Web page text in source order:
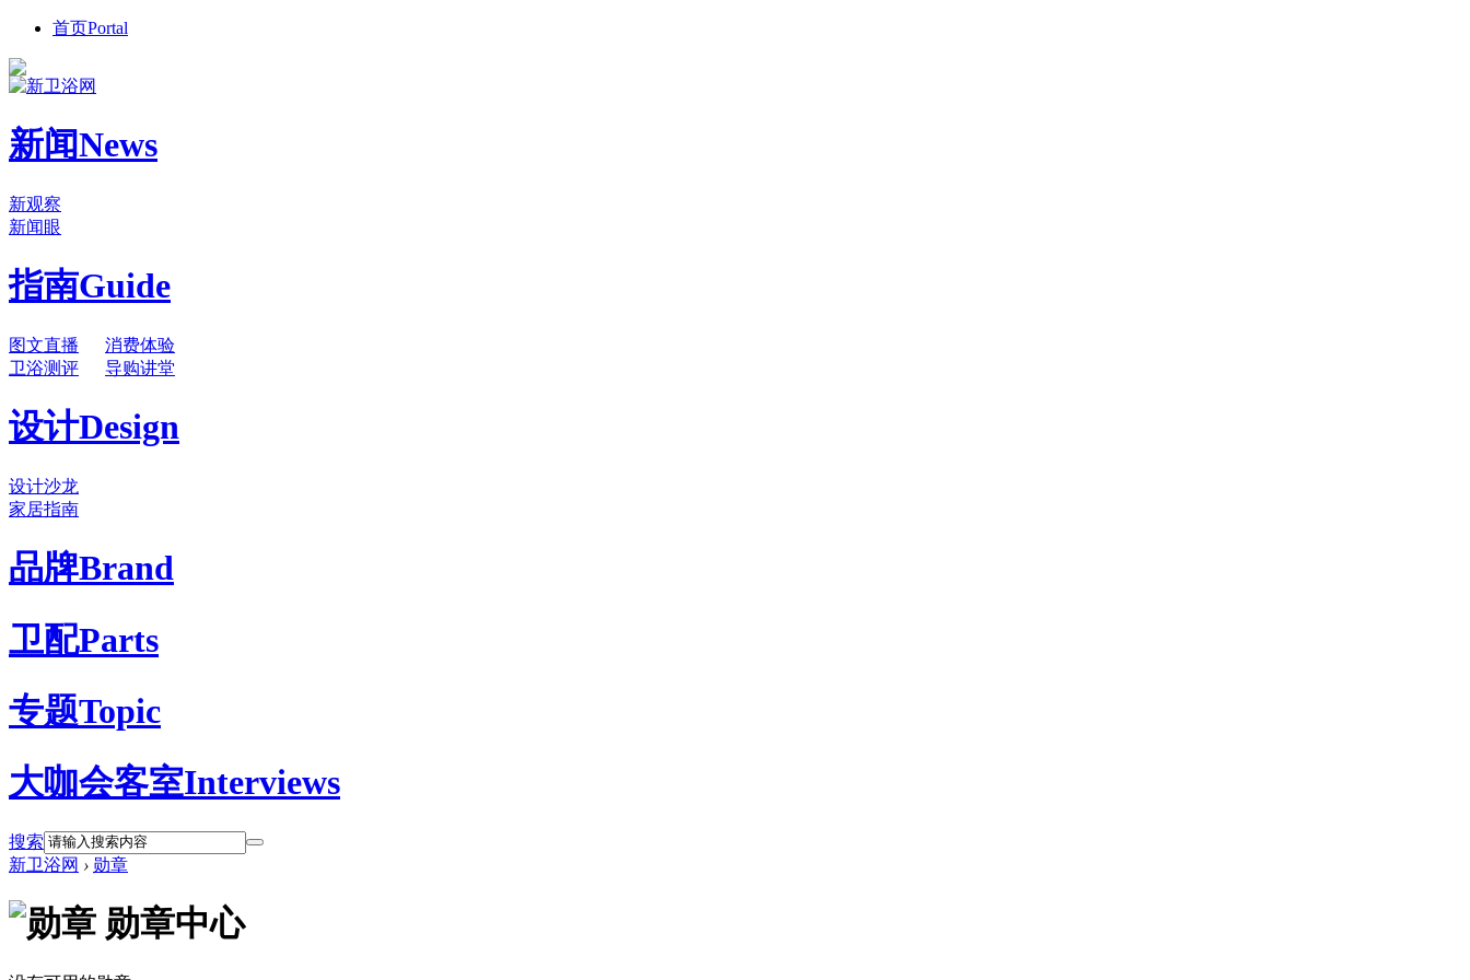
首页Portal
新闻News
新观察
新闻眼
指南Guide
图文直播
消费体验
卫浴测评
导购讲堂
设计Design
设计沙龙
家居指南
品牌Brand
卫配Parts
专题Topic
大咖会客室Interviews
搜索
新卫浴网 › 勋章
勋章中心